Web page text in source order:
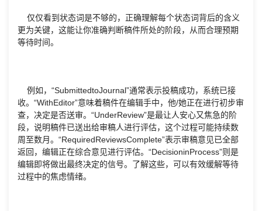
仅仅看到状态词是不够的，正确理解每个状态词背后的含义
更为关键，这能让你准确判断稿件所处的阶段，从而合理预期
等待时间。
例如，“SubmittedtoJournal”通常表示投稿成功，系统已接
收。“WithEditor”意味着稿件在编辑手中，他/她正在进行初步审
查，决定是否送审。“UnderReview”是最让人安心又焦急的阶
段，说明稿件已送出给审稿人进行评估，这个过程可能持续数
周至数月。“RequiredReviewsComplete”表示审稿意见已全部
返回，编辑正在综合意见进行评估。“DecisioninProcess”则是
编辑即将做出最终决定的信号。了解这些，可以有效缓解等待
过程中的焦虑情绪。